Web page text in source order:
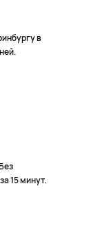
в
15 минут.